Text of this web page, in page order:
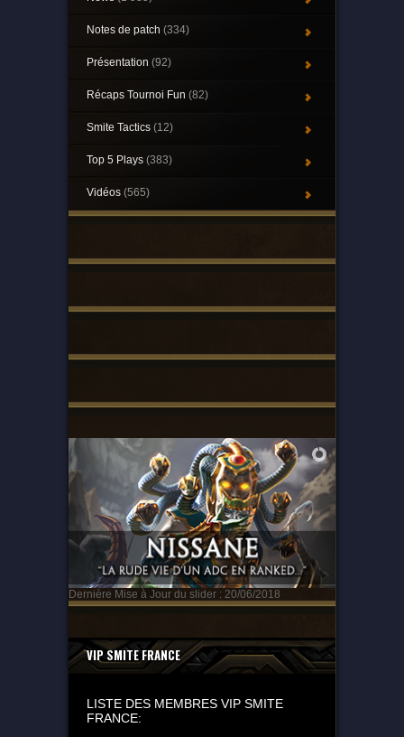
Notes de patch (334)
Présentation (92)
Récaps Tournoi Fun (82)
Smite Tactics (12)
Top 5 Plays (383)
Vidéos (565)
Dernière Mise à Jour du slider : 20/06/2018
VIP SMITE FRANCE
LISTE DES MEMBRES VIP SMITE
FRANCE: